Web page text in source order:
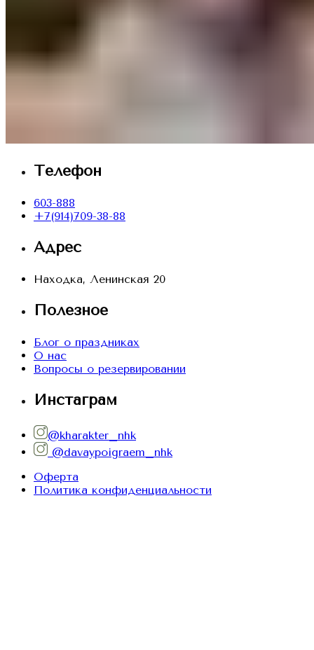
Телефон
603-888
+7(914)709-38-88
Адрес
Находка, Ленинская 20
Полезное
Блог о праздниках
О нас
Вопросы о резервировании
Инстаграм
@kharakter_nhk
@davaypoigraem_nhk
Оферта
Политика конфиденциальности